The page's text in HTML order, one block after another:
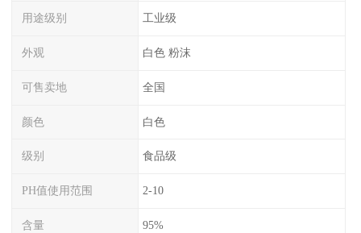
用途级别 工业级
外观 白色 粉沫
可售卖地 全国
颜色 白色
级别 食品级
PH值使用范围 2-10
含量 95%